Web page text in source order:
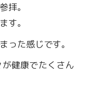
拝。
す。
った感じです。
健康でたくさん